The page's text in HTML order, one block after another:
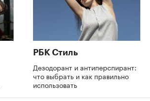
РБК Стиль
Дезодорант и антиперспирант:
что выбрать и как правильно
использовать